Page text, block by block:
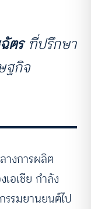
ตรที่ปรึกษา
ฐกิจ
างการผลิต
อเชีย กำลัง
รมยานยนต์ไป